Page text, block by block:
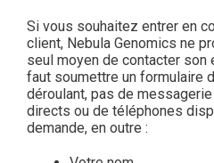
Si vous souhaitez entrer en
client, Nebula Genomics ne
seul moyen de contacter son
faut soumettre un formulaire
déroulant, pas de
directs ou de téléphones
demande, en outre :